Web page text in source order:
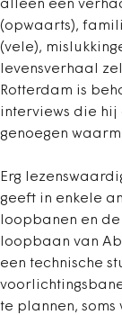
alleen een
(opwaarts),
(vele),
levensverhaal
Rotterdam is
interviews die
genoegen
Erg
geeft in enkele
loopbanen en
loopbaan van
een technische
te plannen,